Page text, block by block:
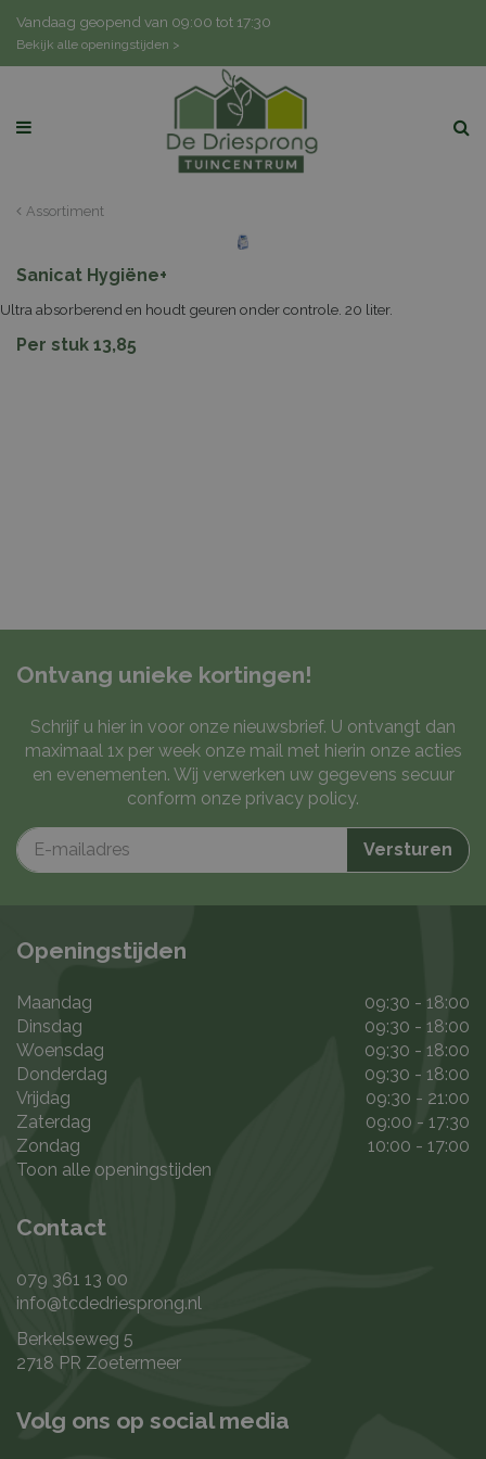
Assortiment
Vandaag geopend van 09:00 tot 17:30
Bekijk alle openingstijden >
Sanicat Hygiëne+
Ultra absorberend en houdt geuren onder controle. 20 liter.
Per stuk 13,85
Ontvang unieke kortingen!
Schrijf u hier in voor onze nieuwsbrief. U ontvangt dan
maximaal 1x per week onze mail met hierin onze acties
en evenementen. Wij verwerken uw gegevens secuur
conform onze privacy policy.
Openingstijden
Maandag
09:30 - 18:00
Dinsdag
09:30 - 18:00
Woensdag
09:30 - 18:00
Donderdag
09:30 - 18:00
Vrijdag
09:30 - 21:00
Zaterdag
09:00 - 17:30
Zondag
10:00 - 17:00
Toon alle openingstijden
Contact
079 361 13 00
info@tcdedriesprong.nl
Berkelseweg 5
2718 PR Zoetermeer
Volg ons op social media